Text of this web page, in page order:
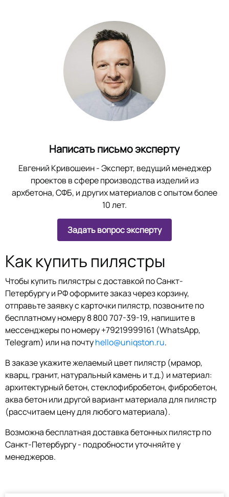
Написать письмо эксперту
Евгений Кривошеин- Эксперт, ведущий менеджер
проектов в сфере производства изделий из
архбетона, СФБ, и других материалов с опытом более
10 лет.
Задать вопрос эксперту
Как купить пилястры
Чтобы купить пилястры с доcтавкой по Санкт-
Петербургу и РФ оформите заказ через корзину,
отправьте заявку с карточки пилястр, позвоните по
бесплатному номеру 8 800 707-39-19, напишите в
мессенджеры по номеру +79219999161 (WhatsApp,
Telegram) или на почтуhello@uniqston.ru.
В заказе укажите желаемый цвет пилястр (мрамор,
кварц, гранит, натуральный камень и т.д.) и материал:
архитектурный бетон, стеклофибробетон, фибробетон,
аква бетон или другой вариант материала для пилястр
(рассчитаем цену для любого материала).
Возможна бесплатная доставка бетонных пилястр по
Санкт-Петербургу - подробности уточняйте у
менеджеров.